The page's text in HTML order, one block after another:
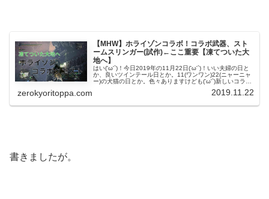
【MHW】ホライゾンコラボ！コラボ武器、スト
ームスリンガー(試作)←ここ重要【凍てついた大
地へ】
はい('ω'`)！今日2019年の11月22日('ω'`)！いい夫婦の日と
か、良いツインテール日とか。11(ワンワン)22(ニャーニャ
ー)の犬猫の日とか。色々ありますけども('ω'`)新しいコラボ
zerokyoritoppa.com 2019.11.22
書きましたが。